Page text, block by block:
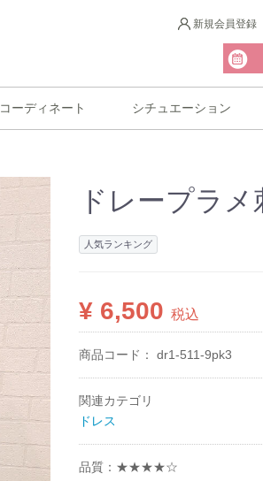
新規会員登録
コーディネート シチュエーション
ドレープラ
人気ランキング
¥ 6,500 税込
商品コード： dr1-511-9pk3
関連カテゴリ
ドレス
品質：★★★★☆